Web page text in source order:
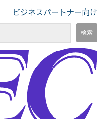
ビジネスパートナー向け